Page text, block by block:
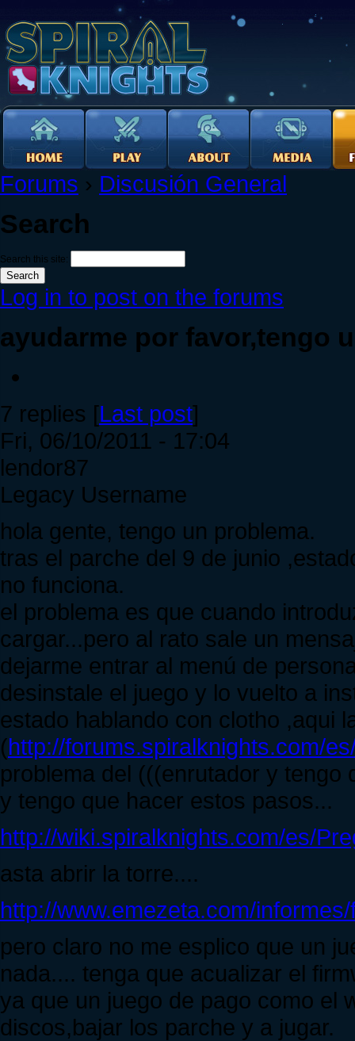
Forums › Discusión General
Search
Search this site:
Log in to post on the forums
ayudarme por favor,tengo
7 replies [Last post]
Fri, 06/10/2011 - 17:04
lendor87
Legacy Username
hola gente, tengo un problema.
tras el parche del 9 de junio
no funciona.
el problema es que cuando
cargar...pero al rato sale un
dejarme entrar al menú de
desinstale el juego y lo vuelto a
estado hablando con clotho ,aqui
(http://forums.spiralknights.com/
problema del (((enrutador y tengo
y tengo que hacer estos pasos...
http://wiki.spiralknights.com/es/
asta abrir la torre....
http://www.emezeta.com/
pero claro no me esplico que un
nada.... tenga que acualizar el
ya que un juego de pago como el
discos,bajar los parche y a jugar.